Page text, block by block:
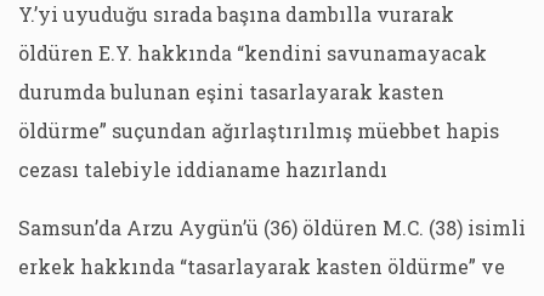
Y.’yi uyuduğu sırada başına dambılla vurarak
öldüren E.Y. hakkında “kendini savunamayacak
durumda bulunan eşini tasarlayarak kasten
öldürme” suçundan ağırlaştırılmış müebbet hapis
cezası talebiyle iddianame hazırlandı
Samsun’da Arzu Aygün’ü (36) öldüren M.C. (38) isimli
erkek hakkında “tasarlayarak kasten öldürme” ve